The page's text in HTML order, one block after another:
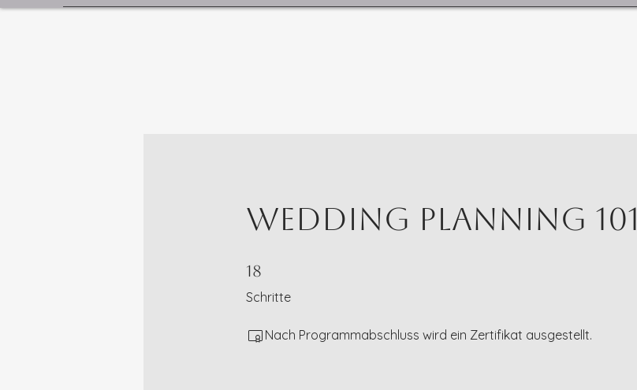
Wedding Planning 101
18
Schritte
18 Schritte
Nach Programmabschluss wird ein Zertifikat ausgestellt.